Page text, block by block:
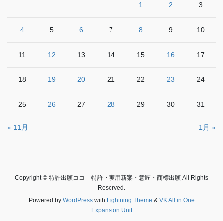
1 2 3
4 5 6 7 8 9 10
11 12 13 14 15 16 17
18 19 20 21 22 23 24
25 26 27 28 29 30 31
« 11月 1月 »
Copyright © 特許出願ココ – 特許・実用新案・意匠・商標出願 All Rights
Reserved.
Powered by WordPresswith Lightning Theme & VK All in One
Expansion Unit